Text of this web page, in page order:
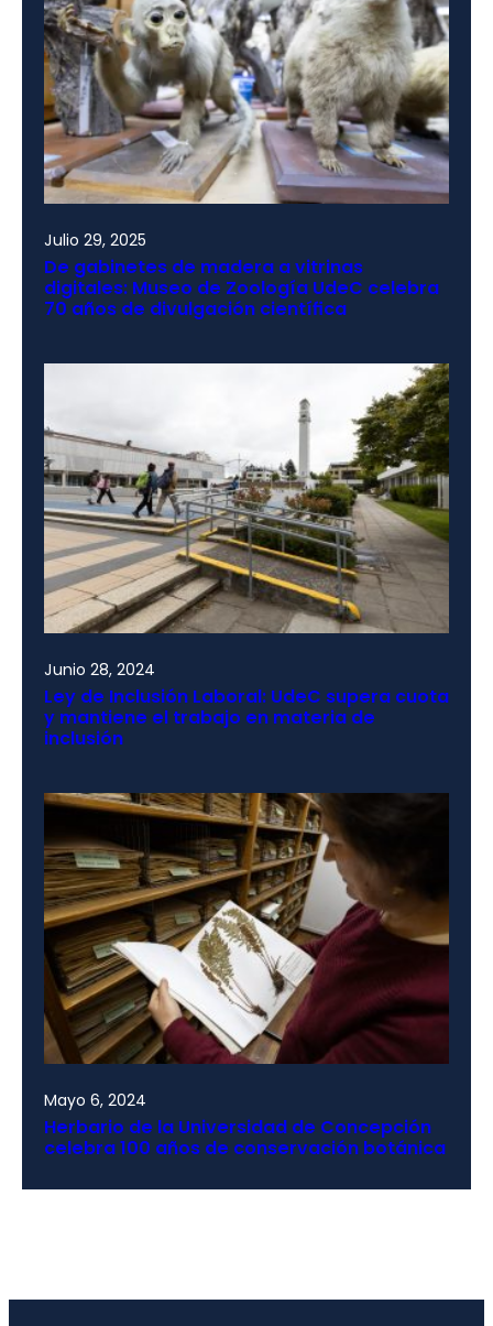
Julio 29, 2025
De gabinetes de madera a vitrinas
digitales: Museo de Zoología UdeC celebra
70 años de divulgación científica
Junio 28, 2024
Ley de Inclusión Laboral: UdeC supera cuota
y mantiene el trabajo en materia de
inclusión
Mayo 6, 2024
Herbario de la Universidad de Concepción
celebra 100 años de conservación botánica